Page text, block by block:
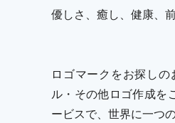
優しさ、癒し、健康、
ロゴマークをお探し
ル・その他ロゴ作成を
ービスで、世界に一つ